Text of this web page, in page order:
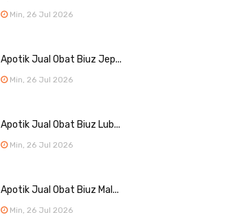
Min, 26 Jul 2026
Apotik Jual Obat Biuz Jep...
Min, 26 Jul 2026
Apotik Jual Obat Biuz Lub...
Min, 26 Jul 2026
Apotik Jual Obat Biuz Mal...
Min, 26 Jul 2026